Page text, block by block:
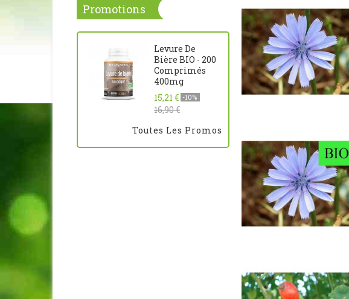
Promotions
Levure De
Bière BIO - 200
Comprimés
400mg
15,21 € -10%
16,90 €
Toutes Les Promos